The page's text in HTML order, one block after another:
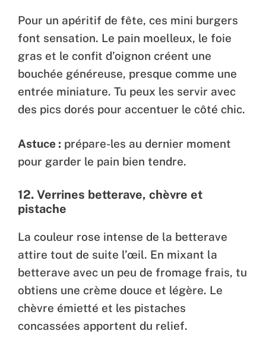
Pour un apéritif de fête, ces mini burgers
font sensation. Le pain moelleux, le foie
gras et le confit d’oignon créent une
bouchée généreuse, presque comme une
entrée miniature. Tu peux les servir avec
des pics dorés pour accentuer le côté chic.
Astuce : prépare-les au dernier moment
pour garder le pain bien tendre.
12. Verrines betterave, chèvre et
pistache
La couleur rose intense de la betterave
attire tout de suite l’œil. En mixant la
betterave avec un peu de fromage frais, tu
obtiens une crème douce et légère. Le
chèvre émietté et les pistaches
concassées apportent du relief.